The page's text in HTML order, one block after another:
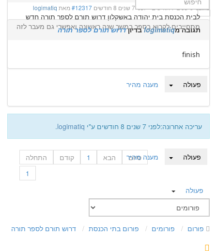
לבית הכנסת בית יהודה באשקלון דרוש תורם לספר תורה חדש
מתחייבים לקרוא בספר במשך שנה ראשונה ואפשרי גם מעבר לזה
מענה מהיר פעולה
לפני 8 שנים 7 חודשים
-לפני 7 שנים 8 חודשים #12317מאת logimatiq
תגובה מlogimatiqבדיוןדרוש תורם לספר תורה
finish
עריכה אחרונה:לפני 7 שנים 8 חודשים ע"י logimatiq
.
מענה מהיר פעולה התחלה קודם 1 הבא
סיום
1
פעולה
פורום פורומים פורום בתי הכנסת דרוש תורם לספר תורה